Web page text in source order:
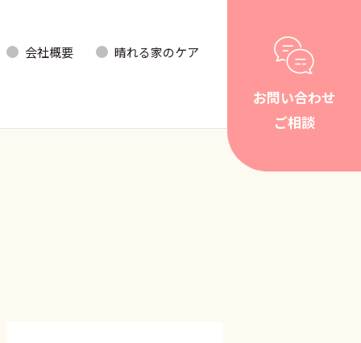
会社概要 晴れる家のケア
お問い合わせ
ご相談